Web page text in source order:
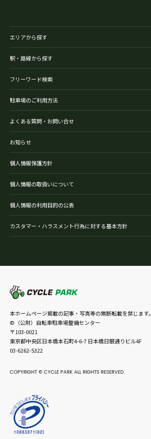
エリアから探す
駅・路線から探す
フリーワード検索
駐車場のご利用方法
よくある質問・お問い合せ
お知らせ
個人情報保護方針
個人情報の取扱いについて
個人情報の利用目的の公表
カスタマー・ハラスメント行為に対する基本方針
本ホームページ掲載の記事・写真等の無断転載を禁じます。
©（公財）自転車駐車場整備センター
〒103-0021
東京都中央区日本橋本石町4-6-7 日本橋日銀通りビル4F
03-6262-5322
COPYRIGHT © CYCLE PARK ALL RIGHTS RESERVED.